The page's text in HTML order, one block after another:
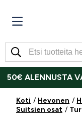
50€ ALENNUSTA
Koti Hevonen
Suitsien osat